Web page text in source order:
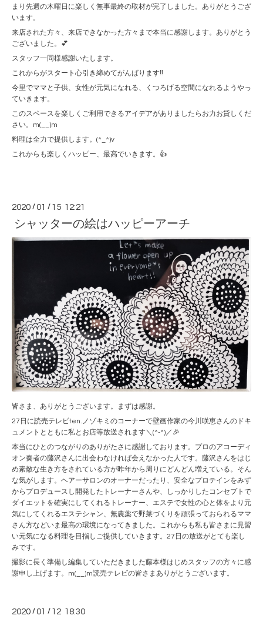
まり先週の木曜日に楽しく無事最終の取材が完了しました。ありがとうござ
います。
来店された方々、来店できなかった方々まで本当に感謝します。ありがとう
ございました。💕
スタッフ一同様感謝いたします。
これからがスタート心引き締めてがんばります‼️
今里でママと子供、女性が元気になれる、くつろげる空間になれるようやっ
ていきます。
このスペースを楽しくご利用できるアイデアがありましたらお力お貸しくだ
さい。m(__)m
料理は全力で提供します。(^_^)v
これからも楽しくハッピー、最高でいきます。👍
2020 /01 / 15 12:21
シャッターの絵はハッピーアーチ
皆さま、ありがとうございます。まずは感謝。
27日に読売テレビten.ノゾキミのコーナーで壁画作家の今川咲恵さんのドキ
ュメントとともに私とお店等放送されます＼(^-^)／🎉
本当にひとのつながりのありがたさに感謝しております。プロのアコーディ
オン奏者の藤沢さんに出会わなければ会えなかった人です。藤沢さんをはじ
め素敵な生き方をされている方が昨年から周りにどんどん増えている。そん
な気がします。ヘアーサロンのオーナーだったり、安全なプロテインをみず
からプロデュースし開発したトレーナーさんや、しっかりしたコンセプトで
ダイエットを確実にしてくれるトレーナー、エステで女性の心と体をより元
気にしてくれるエステシャン、無農薬で野菜づくりを頑張っておられるママ
さん方などいま最高の環境になってきました。これからも私も皆さまに見習
い元気になる料理を目指しご提供していきます。27日の放送がとても楽し
みです。
撮影に長く準備し編集していただきました藤本様はじめスタッフの方々に感
謝申し上げます。m(__)m読売テレビの皆さまありがとうございます。
2020 /01 / 12 18:30